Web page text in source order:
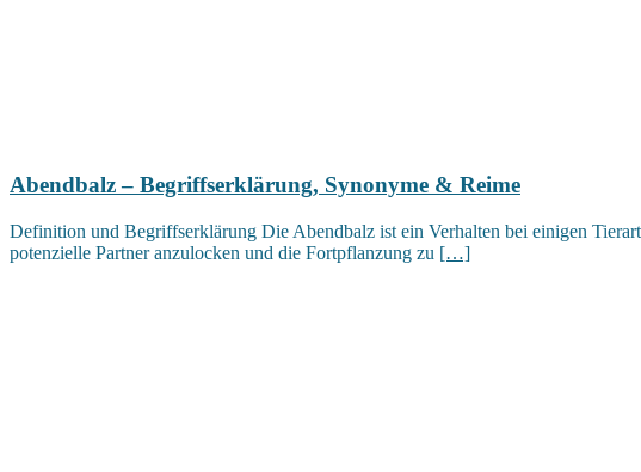
Abendbalz – Begriffserklärung, Synonyme & Reime
Definition und Begriffserklärung Die Abendbalz ist ein Verhalten bei einigen
potenzielle Partner anzulocken und die Fortpflanzung zu […]